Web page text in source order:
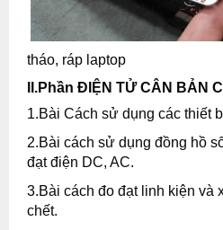
tháo, ráp laptop
II.Phần ĐIỆN TỬ CÂN BẢN
1.Bài Cách sử dụng các thiết
2.Bài cách sử dụng đồng hồ
đạt điện DC, AC.
3.Bài cách đo đạt linh kiện và
chết.